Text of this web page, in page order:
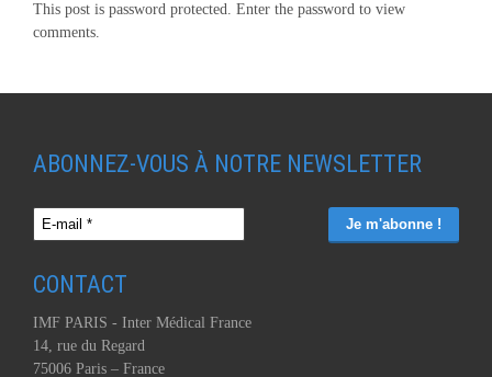
This post is password protected. Enter the password to view
comments.
ABONNEZ-VOUS À NOTRE NEWSLETTER
CONTACT
IMF PARIS - Inter Médical France
14, rue du Regard
75006 Paris – France